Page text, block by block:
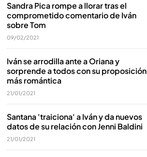
Sandra Pica rompe a llorar tras el
comprometido comentario de Iván
sobre Tom
09/02/2021
Iván se arrodilla ante a Oriana y
sorprende a todos con su proposición
más romántica
21/01/2021
Santana 'traiciona' a Iván y da nuevos
datos de su relación con Jenni Baldini
21/01/2021